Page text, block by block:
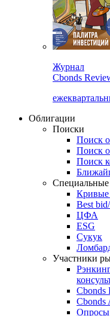
Cbonds Review
Облигации
Поиски
Поиск
Поиск
Поиск
Специальные
Кривые
Best
ЦФА
ESG
Сукук
Участники